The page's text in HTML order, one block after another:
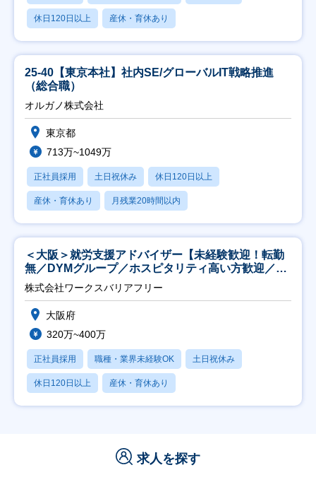
休日120日以上 産休・育休あり
25-40【東京本社】社内SE/グローバルIT戦略推進
（総合職）
オルガノ株式会社
東京都
713万~1049万
正社員採用 土日祝休み 休日120日以上
産休・育休あり 月残業20時間以内
＜大阪＞就労支援アドバイザー【未経験歓迎！転勤
無／DYMグループ／ホスピタリティ高い方歓迎／土
日祝】
株式会社ワークスバリアフリー
大阪府
320万~400万
正社員採用 職種・業界未経験OK 土日祝休み
休日120日以上 産休・育休あり
求人を探す